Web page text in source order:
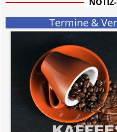
Termine &